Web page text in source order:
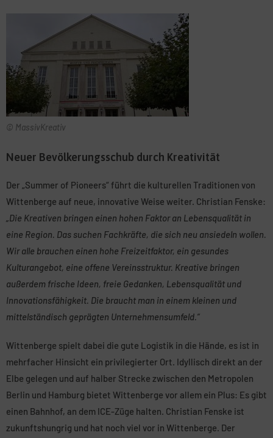
© MassivKreativ
Neuer Bevölkerungsschub durch Kreativität
Der „Summer of Pioneers“ führt die kulturellen Traditionen von
Wittenberge auf neue, innovative Weise weiter. Christian Fenske:
„Die Kreativen bringen einen hohen Faktor an Lebensqualität in
eine Region. Das suchen Fachkräfte, die sich neu ansiedeln wollen.
Wir alle brauchen einen hohe Freizeitfaktor, ein gesundes
Kulturangebot, eine offene Vereinsstruktur. Kreative bringen
außerdem frische Ideen, freie Gedanken, Lebensqualität und
Innovationsfähigkeit. Die braucht man in einem kleinen und
mittelständisch geprägten Unternehmensumfeld.“
Wittenberge spielt dabei die gute Logistik in die Hände, es ist in
mehrfacher Hinsicht ein privilegierter Ort. Idyllisch direkt an der
Elbe gelegen und auf halber Strecke zwischen den Metropolen
Berlin und Hamburg bietet Wittenberge vor allem ein Plus: Es gibt
einen Bahnhof, an dem ICE-Züge halten. Christian Fenske ist
zukunftshungrig und hat noch viel vor in Wittenberge. Der